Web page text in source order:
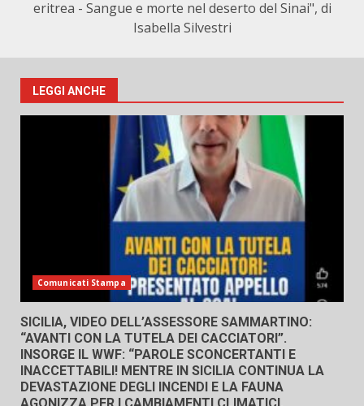
eritrea - Sangue e morte nel deserto del Sinai", di
Isabella Silvestri
LEGGI ANCHE
Comunicati Stampa
SICILIA, VIDEO DELL’ASSESSORE SAMMARTINO:
“AVANTI CON LA TUTELA DEI CACCIATORI”.
INSORGE IL WWF: “PAROLE SCONCERTANTI E
INACCETTABILI! MENTRE IN SICILIA CONTINUA LA
DEVASTAZIONE DEGLI INCENDI E LA FAUNA